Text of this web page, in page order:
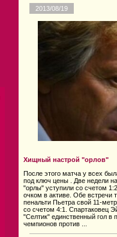
2013/08/19
Хищный настрой "орлов"
После этого матча у всех
под ключ цены . Две недели
"орлы" уступили со счетом
очком в активе. Обе встречи
пенальти Пьетра свой 11-
со счетом 4:1. Спартаковец
"Селтик" единственный гол в
чемпионов против ...